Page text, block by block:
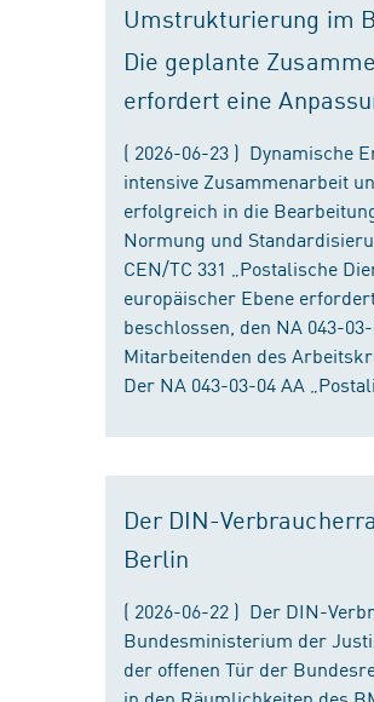
Umstrukturierung im
Die geplante
erfordert eine
( 2026-06-23 ) Dynamische
intensive Zusammenarbeit
erfolgreich in die
Normung und
CEN/TC 331 „Postalische
europäischer Ebene
beschlossen, den NA 043-
Mitarbeitenden des
Der NA 043-03-04 AA
Der DIN-
Berlin
( 2026-06-22 ) Der DIN-
Bundesministerium der
der offenen Tür der